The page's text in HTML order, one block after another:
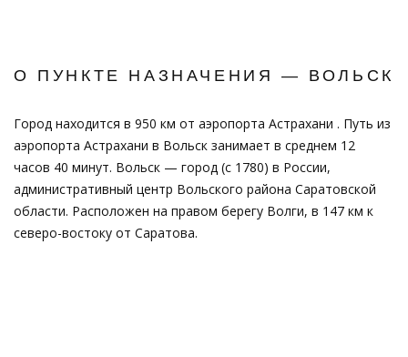
О ПУНКТЕ НАЗНАЧЕНИЯ — ВОЛЬСК
Город находится в 950 км от аэропорта Астрахани . Путь из
аэропорта Астрахани в Вольск занимает в среднем 12
часов 40 минут. Вольск — город (с 1780) в России,
административный центр Вольского района Саратовской
области. Расположен на правом берегу Волги, в 147 км к
северо-востоку от Саратова.